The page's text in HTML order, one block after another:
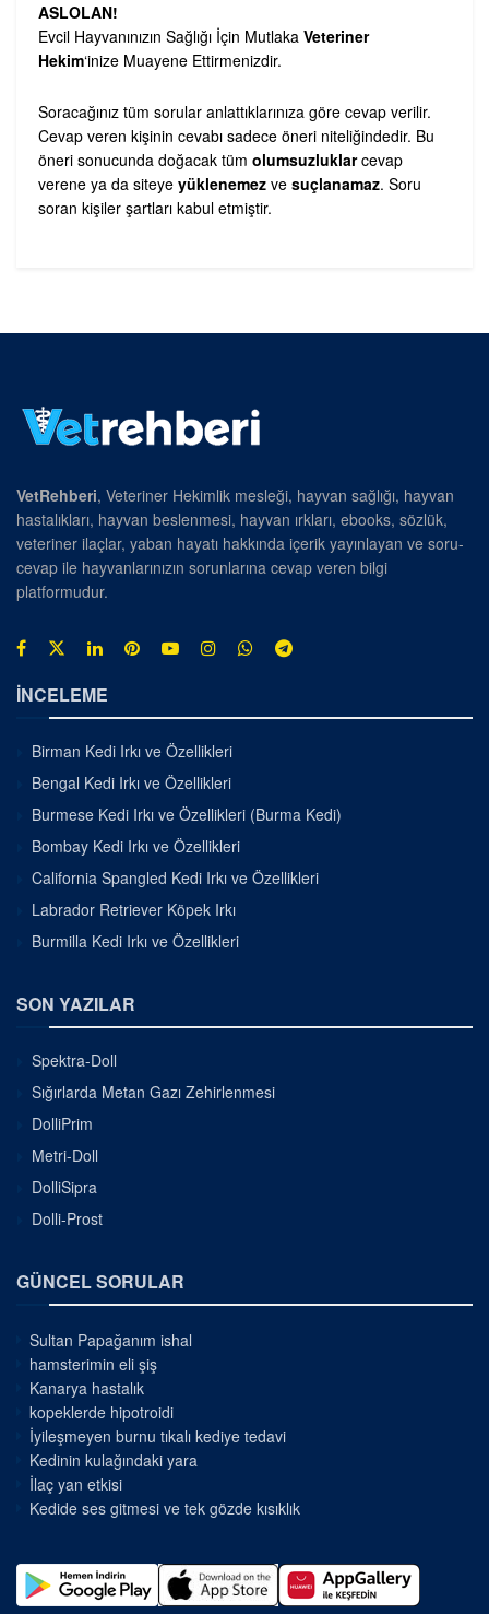
ASLOLAN!
Evcil Hayvanınızın Sağlığı İçin Mutlaka Veteriner
Hekim‘inize Muayene Ettirmenizdir.
Soracağınız tüm sorular anlattıklarınıza göre cevap verilir.
Cevap veren kişinin cevabı sadece öneri niteliğindedir. Bu
öneri sonucunda doğacak tüm olumsuzluklarcevap
verene ya da siteye yüklenemez ve suçlanamaz. Soru
soran kişiler şartları kabul etmiştir.
VetRehberi, Veteriner Hekimlik mesleği, hayvan sağlığı, hayvan
hastalıkları, hayvan beslenmesi, hayvan ırkları, ebooks, sözlük,
veteriner ilaçlar, yaban hayatı hakkında içerik yayınlayan ve soru-
cevap ile hayvanlarınızın sorunlarına cevap veren bilgi
platformudur.
İNCELEME
Birman Kedi Irkı ve Özellikleri
Bengal Kedi Irkı ve Özellikleri
Burmese Kedi Irkı ve Özellikleri (Burma Kedi)
Bombay Kedi Irkı ve Özellikleri
California Spangled Kedi Irkı ve Özellikleri
Labrador Retriever Köpek Irkı
Burmilla Kedi Irkı ve Özellikleri
SON YAZILAR
Spektra-Doll
Sığırlarda Metan Gazı Zehirlenmesi
DolliPrim
Metri-Doll
DolliSipra
Dolli-Prost
GÜNCEL SORULAR
Sultan Papağanım ishal
hamsterimin eli şiş
Kanarya hastalık
kopeklerde hipotroidi
İyileşmeyen burnu tıkalı kediye tedavi
Kedinin kulağındaki yara
İlaç yan etkisi
Kedide ses gitmesi ve tek gözde kısıklık